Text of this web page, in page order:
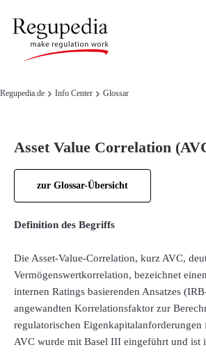
Regupedia.de Info Center Glossar
Asset Value Correlation
zur Glossar-Übersicht
Definition des Begriffs
Die Asset-Value-Correlation, kurz AVC,
Vermögenswertkorrelation, bezeichnet
internen Ratings basierenden Ansatzes
angewandten Korrelationsfaktor zur
regulatorischen
AVC wurde mit Basel III eingeführt und ist